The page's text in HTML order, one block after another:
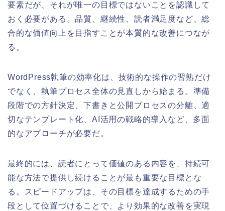
要素だが、それが唯一の目標ではないことを認識して
おく必要がある。品質、継続性、読者満足度など、総
合的な価値向上を目指すことが本質的な改善につなが
る。
WordPress執筆の効率化は、技術的な操作の習熟だけ
でなく、執筆プロセス全体の見直しから始まる。準備
段階での方針決定、下書きと公開プロセスの分離、適
切なテンプレート化、AI活用の戦略的導入など、多面
的なアプローチが必要だ。
最終的には、読者にとって価値のある内容を、持続可
能な方法で提供し続けることが最も重要な目標とな
る。スピードアップは、その目標を達成するための手
段として位置づけることで、より効果的な改善を実現